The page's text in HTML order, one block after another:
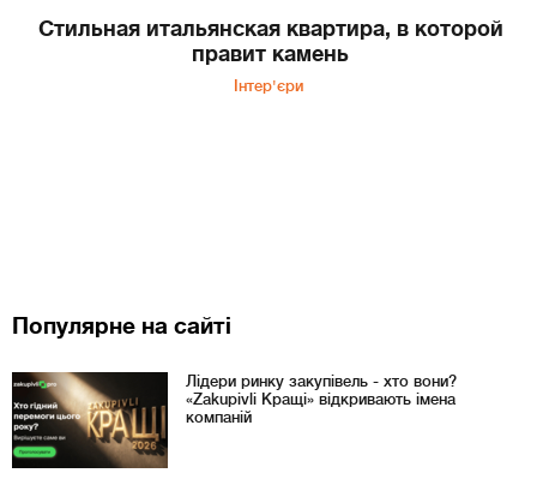
Стильная итальянская квартира, в которой
правит камень
Інтер'єри
Популярне на сайті
Лідери ринку закупівель - хто вони?
«Zakupivli Кращі» відкривають імена
компаній